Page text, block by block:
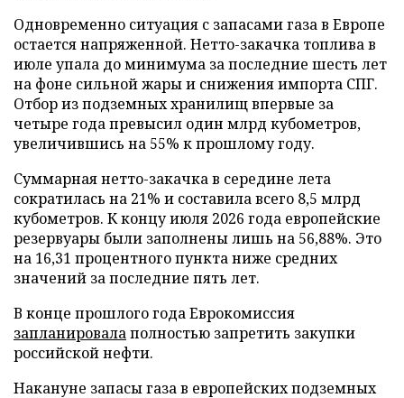
Одновременно ситуация с запасами газа в Европе
остается напряженной. Нетто-закачка топлива в
июле упала до минимума за последние шесть лет
на фоне сильной жары и снижения импорта СПГ.
Отбор из подземных хранилищ впервые за
четыре года превысил один млрд кубометров,
увеличившись на 55% к прошлому году.
Суммарная нетто-закачка в середине лета
сократилась на 21% и составила всего 8,5 млрд
кубометров. К концу июля 2026 года европейские
резервуары были заполнены лишь на 56,88%. Это
на 16,31 процентного пункта ниже средних
значений за последние пять лет.
В конце прошлого года Еврокомиссия
запланировалаполностью запретить закупки
российской нефти.
Накануне запасы газа в европейских подземных